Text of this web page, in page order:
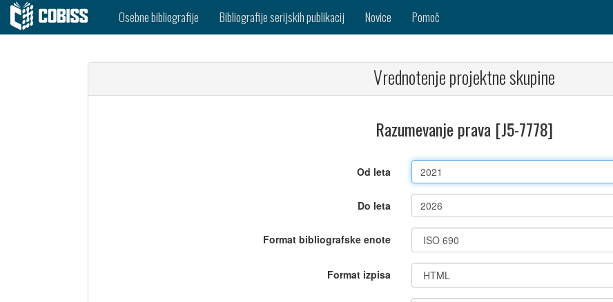
Osebne bibliografije Bibliografije serijskih publikacij Novice Pomoč
Vrednotenje projektne skupine
Razumevanje prava [J5-7778]
Od leta
Do leta
Format bibliografske enote
Format izpisa